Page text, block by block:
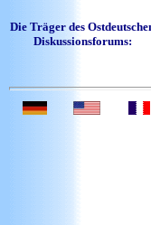
Die Träger des
Diskussionsforums: